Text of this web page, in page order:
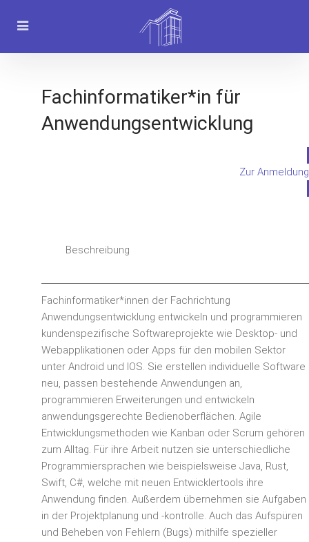
Fachinformatiker*in für
Anwendungsentwicklung
Zur Anmeldung
Beschreibung
Fachinformatiker*innen der Fachrichtung
Anwendungsentwicklung entwickeln und programmieren
kundenspezifische Softwareprojekte wie Desktop- und
Webapplikationen oder Apps für den mobilen Sektor
unter Android und IOS. Sie erstellen individuelle Software
neu, passen beste­hende Anwendungen an,
programmieren Erweiterungen und entwickeln
anwendungsgerechte Bedienoberflächen. Agile
Entwicklungsmethoden wie Kanban oder Scrum gehören
zum Alltag. Für ihre Arbeit nutzen sie unterschiedliche
Programmiersprachen wie beispielsweise Java, Rust,
Swift, C#, welche mit neuen Entwicklertools ihre
Anwendung finden. Außerdem übernehmen sie Aufgaben
in der Projektplanung und ‑kontrolle. Auch das Aufspüren
und Beheben von Fehlern (Bugs) mithilfe spezieller